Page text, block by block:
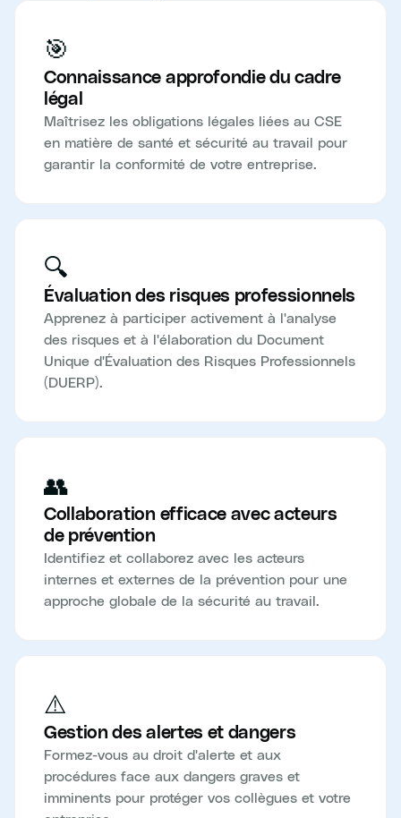
🎯
Connaissance approfondie du cadre
légal
Maîtrisez les obligations légales liées au CSE
en matière de santé et sécurité au travail pour
garantir la conformité de votre entreprise.
🔍
Évaluation des risques professionnels
Apprenez à participer activement à l'analyse
des risques et à l'élaboration du Document
Unique d'Évaluation des Risques Professionnels
(DUERP).
👥
Collaboration efficace avec acteurs
de prévention
Identifiez et collaborez avec les acteurs
internes et externes de la prévention pour une
approche globale de la sécurité au travail.
⚠️
Gestion des alertes et dangers
Formez-vous au droit d'alerte et aux
procédures face aux dangers graves et
imminents pour protéger vos collègues et votre